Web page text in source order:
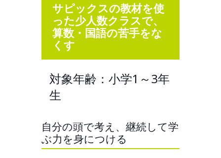
サピックスの教材を使
った少人数クラスで、
算数・国語の苦手をな
くす
対象年齢：小学1～3年
生
自分の頭で考え、継続して学
ぶ力を身につける